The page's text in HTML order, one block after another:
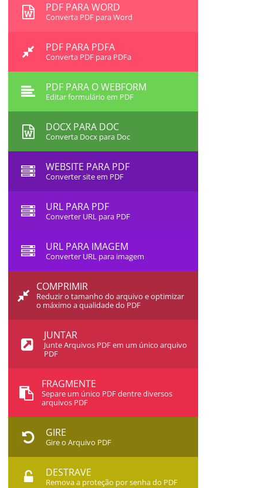
PDF PARA WORD
Converta PDF para Word
PDF PARA PDFA
Converta PDF para PDFa
PDF PARA O WEBFORM
Editar formulário em PDF
DOCX PARA DOC
Converta Docx para Doc
WEBSITE PARA PDF
Converter site em PDF
URL PARA PDF
Converter URL para PDF
URL PARA IMAGEM
Converter URL para imagem
COMPRIMIR
Reduzir o tamanho do arquivo e optimizar
o máximo a qualidade do PDF
JUNTAR
Junte Arquivos PDF em um único arquivo
PDF
FRAGMENTE
Separe um único PDF dentre diversos
arquivos PDF
GIRE
Gire o Arquivo PDF
DESTRAVE
Remova a proteção por senha do PDF